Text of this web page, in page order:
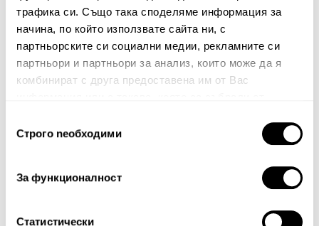
трафика си. Също така споделяме информация за
начина, по който използвате сайта ни, с
партньорските си социални медии, рекламните си
партньори и партньори за анализ, които може да я
комбинират с друга предоставена им от Вас
наСтрого nеобходими
За функционалност
Статистически
Вашият коментар:
Забележка: HTML не се поддържа!
Най-висока